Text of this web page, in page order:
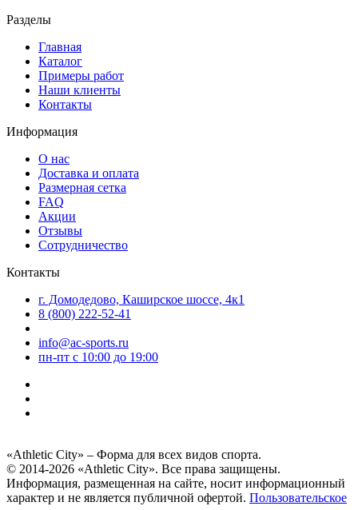
Разделы
Главная
Каталог
Примеры работ
Наши клиенты
Контакты
Информация
О нас
Доставка и оплата
Размерная сетка
FAQ
Акции
Отзывы
Сотрудничество
Контакты
г. Домодедово, Каширское шоссе, 4к1
8 (800) 222-52-41
info@ac-sports.ru
пн-пт c 10:00 до 19:00
«Athletic City» – Форма для всех видов спорта.
© 2014-2026 «Athletic City». Все права защищены.
Информация, размещенная на сайте, носит информационный
характер и не является публичной офертой. Пользовательское